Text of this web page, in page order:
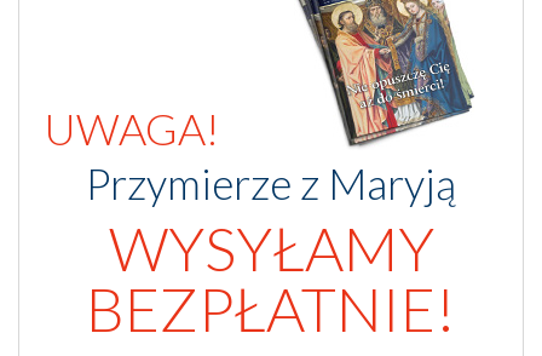
UWAGA!
Przymierze z Maryją
WYSYŁAMY
BEZPŁATNIE!